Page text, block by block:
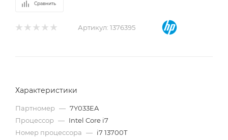
Сравнить
Артикул: 1376395
Характеристики
Партномер — 7Y033EA
Процессор — Intel Core i7
Номер процессора — i7 13700T